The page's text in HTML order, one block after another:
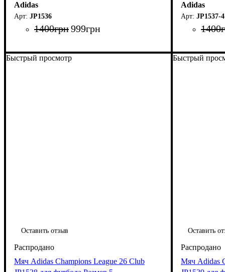
Adidas
JP1536
1400грн999грн
Adidas
JP1537-4
1400
Быстрый просмотр
Оставить отзыв
Мяч Adidas Champions League 26 Club
Быстрый
Оставить
Мяч Adidas